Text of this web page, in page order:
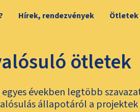
Hírek, rendezvények Ötletek
ötletek
években legtöbb
állapotáról a